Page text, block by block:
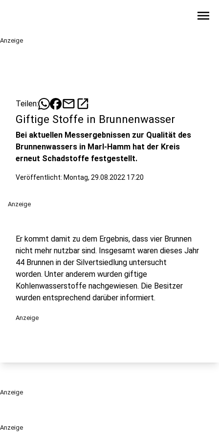
menu
Anzeige
Anzeige
Teilen: mailopen_in_new
Giftige Stoffe in Brunnenwasser
Bei aktuellen Messergebnissen zur Qualität des
Brunnenwassers in Marl-Hamm hat der Kreis
erneut Schadstoffe festgestellt.
Veröffentlicht: Montag, 29.08.2022 17:20
Anzeige
Er kommt damit zu dem Ergebnis, dass vier Brunnen
nicht mehr nutzbar sind. Insgesamt waren dieses Jahr
44 Brunnen in der Silvertsiedlung untersucht
worden. Unter anderem wurden giftige
Kohlenwasserstoffe nachgewiesen. Die Besitzer
wurden entsprechend darüber informiert.
Anzeige
Anzeige